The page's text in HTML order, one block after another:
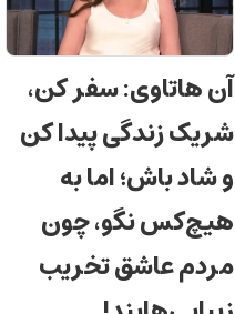
آن‌ هاتاوی: سفر کن،
شریک زندگی پیدا کن
و شاد باش؛ اما به
هیچ‌کس نگو، چون
مردم عاشق تخریب